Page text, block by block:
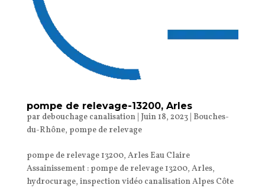
pompe de relevage-13200, Arles
par debouchage canalisation| Juin 18, 2023| Bouches-
du-Rhône, pompe de relevage
pompe de relevage 13200, Arles Eau Claire
Assainissement : pompe de relevage 13200, Arles,
hydrocurage, inspection vidéo canalisation Alpes Côte